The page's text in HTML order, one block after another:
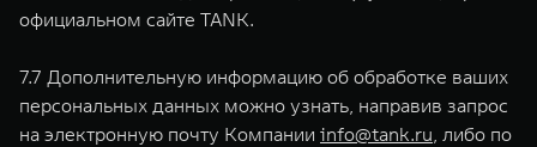
официальном сайте TANK.
7.7 Дополнительную информацию об обработке ваших
персональных данных можно узнать, направив запрос
на электронную почту Компании info@tank.ru, либо по